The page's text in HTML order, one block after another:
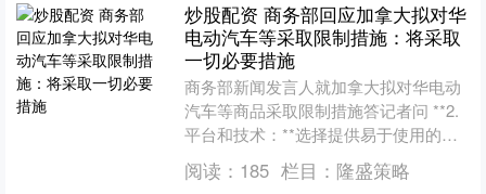
炒股配资 商务部回应加拿大拟对华
电动汽车等采取限制措施：将采取
一切必要措施
商务部新闻发言人就加拿大拟对华电动
汽车等商品采取限制措施答记者问 **2.
平台和技术：**选择提供易于使用的交
易平台和先进技术功能的证券公司。这
将提升你的交易....
阅读： 185 栏目： 隆盛策略